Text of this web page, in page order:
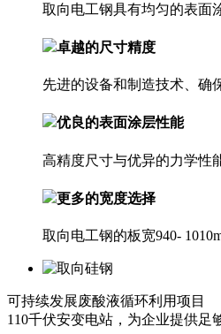
取向电工钢具有均匀的表面
卓越的尺寸精度
先进的设备和制造技术、确
优良的表面涂层性能
高精度尺寸与优异的力学性
更多的宽度选择
取向电工钢的板宽940-
可持续发展废酸液循环利用项目
110千伏安变电站，为企业提供足